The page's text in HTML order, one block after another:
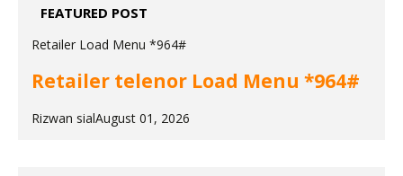
FEATURED POST
Retailer Load Menu *964#
Retailer telenor Load Menu *964#
Rizwan sialAugust 01, 2026